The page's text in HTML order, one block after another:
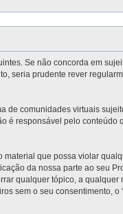
Se não concorda em
seria prudente rever
de comunidades virtuais
é responsável pelo
que possa violar
da nossa parte ao seu
qualquer tópico, a
sem o seu consentimento, o